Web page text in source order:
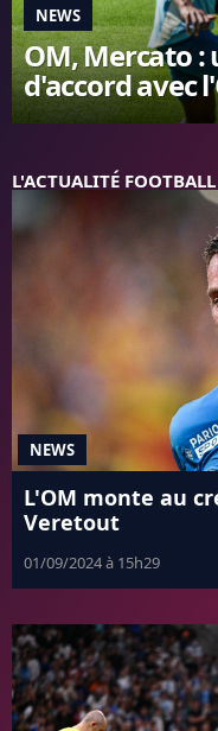
FC BARCELONE
MANCHESTER UNITED
CHELSEA
ARSENAL
L'AVIS DE LA RÉDAC'
NEWS
OM, Mercato
d'accord avec
L'ACTUALITÉ
NEWS
L'OM monte au
Veretout
01/09/2024 à 15h29